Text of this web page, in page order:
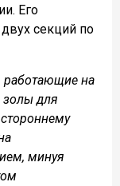
Его
секций по
работающие на
золы для
минуя